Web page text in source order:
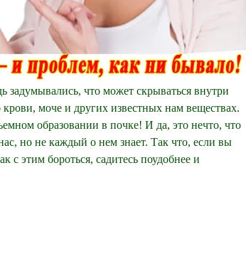
задумывались, что может скрываться внутри
моче и других известных нам веществах.
образовании в почке! И да, это нечто, что
но не каждый о нем знает. Так что, если вы
с этим бороться, садитесь поудобнее и